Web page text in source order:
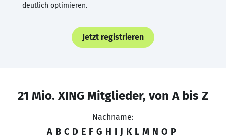
deutlich optimieren.
Jetzt registrieren
21 Mio. XING Mitglieder, von A bis Z
Nachname:
A B C D E F G H I J K L M N O P